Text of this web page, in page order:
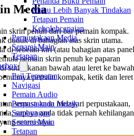
Menu Lebih Banyak Tindakan
Tetapan Pemain
Kebolehcapaian
Perpustakaan Media
Senarai Main
Tetapan
Fail Tempatan
Navigasi
Pemain Audio
Perpustakaan Muzik
Sambungan
Senarai Main
Tetapan
Media
skrin penuh dari bar pemain kompak.
duduk di bahagian atas skrin utama.
di sebelah kiri (atau bahagian atas panel
pemain skrin penuh ke paparan
sudut kanan bawah atau leret ke
pemain kompak, ketik dan leret
semasa anda melayari perpustakaan,
supaya anda tidak pernah kehilangan
seterusnya.